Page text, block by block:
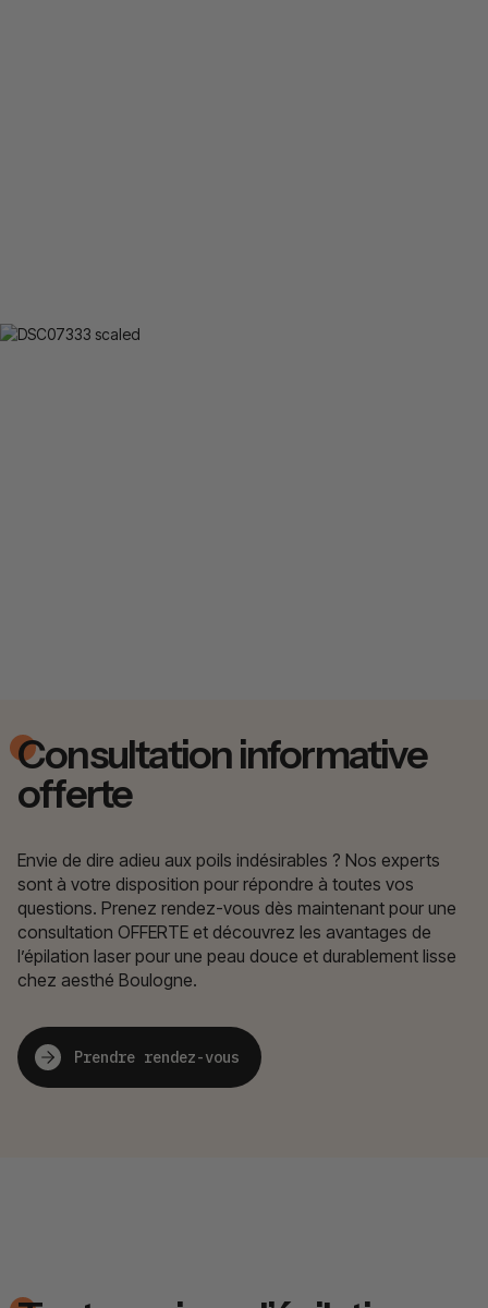
Consultation informative
offerte
Envie de dire adieu aux poils indésirables ? Nos experts
sont à votre disposition pour répondre à toutes vos
questions. Prenez rendez-vous dès maintenant pour une
consultation OFFERTE et découvrez les avantages de
l’épilation laser pour une peau douce et durablement lisse
chez aesthé Boulogne.
Prendre rendez-vous